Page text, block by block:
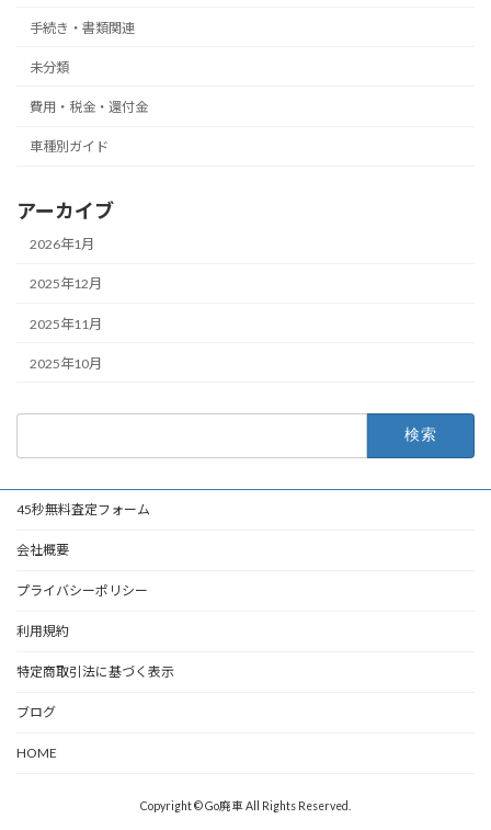
手続き・書類関連
未分類
費用・税金・還付金
車種別ガイド
アーカイブ
2026年1月
2025年12月
2025年11月
2025年10月
45秒無料査定フォーム
会社概要
プライバシーポリシー
利用規約
特定商取引法に基づく表示
ブログ
HOME
Copyright © Go廃車 All Rights Reserved.